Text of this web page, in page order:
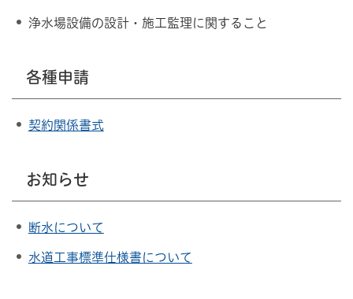
浄水場設備の設計・施工監理に関すること
各種申請
契約関係書式
お知らせ
断水について
水道工事標準仕様書について